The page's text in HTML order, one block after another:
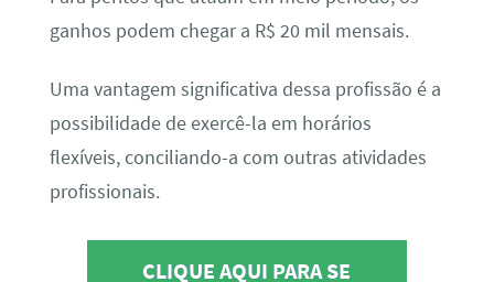
ganhos podem chegar a R$ 20 mil mensais.
Uma vantagem significativa dessa profissão é a
possibilidade de exercê-la em horários
flexíveis, conciliando-a com outras atividades
profissionais.
CLIQUE AQUI PARA SE